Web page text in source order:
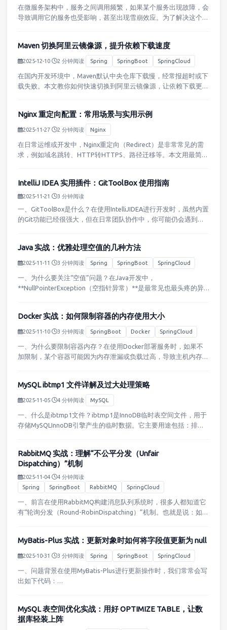
在微服务架构中，服务之间调用频繁，如果某个服务出现故障，会
导致调用它的服务也受影响，甚至出现雪崩效应。为了解决这个问
Maven 切换阿里云镜像源，提升依赖下载速度
2025-12-10· 2 分钟阅读· Spring SpringBoot SpringCloud
在国内开发环境中，Maven默认中央仓库下载慢，经常报超时或下
载失败。本文教你如何快速切换到阿里云镜像源，让依赖下载更稳
Nginx 重定向配置：常用场景与实用示例
2025-11-27· 2 分钟阅读· Nginx
在日常运维或开发中，Nginx重定向（Redirect）是非常常见的需
求，例如域名跳转、HTTP转HTTPS、路径迁移等。本文用最简单
IntelliJ IDEA 实用插件：GitToolBox 使用指南
2025-11-21 · 3 分钟阅读
一、GitToolBox是什么？在使用IntelliJIDEA进行开发时，虽然内置
的Git功能已经很强大，但在日常团队协作中，你可能仍会遇到这
Java 实战：优雅处理空值的几种方法
2025-11-11 · 3 分钟阅读· Spring SpringBoot SpringCloud
一、为什么要关注“空值”问题？在Java开发中，
**NullPointerException（空指针异常）**是最常见也最头疼的异
Docker 实战：如何限制容器的内存使用大小
2025-11-10· 3 分钟阅读· SpringBoot Docker SpringCloud
一、为什么要限制容器内存？在使用Docker部署服务时，如果不
加限制，某个容器可能因为内存泄漏或负载过高，导致主机内存被
MySQL ibtmp1 文件详解及过大处理策略
2025-11-05· 4 分钟阅读· MySQL
一、什么是ibtmp1文件？ibtmp1是InnoDB临时表空间文件，用于
存储MySQLInnoDB引擎产生的临时数据。它主要用途包括：排序
RabbitMQ 实战：理解“不公平分发（Unfair
Dispatching）”机制
2025-11-04· 4 分钟阅读·
Spring
SpringBoot RabbitMQ SpringCloud
一、前言在使用RabbitMQ构建消息队列系统时，很多人都知道它
有“轮询分发（Round-RobinDispatching）”机制。也就是说：如果
MyBatis-Plus 实战：更新对象时如何将字段值更新为 null
2025-10-31 · 3 分钟阅读· Spring SpringBoot SpringCloud
一、问题背景在使用MyBatis-Plus进行更新操作时，我们常常会写
出如下代码：
MySQL 表空间优化实战：用好 OPTIMIZE TABLE，让数
据库轻装上阵